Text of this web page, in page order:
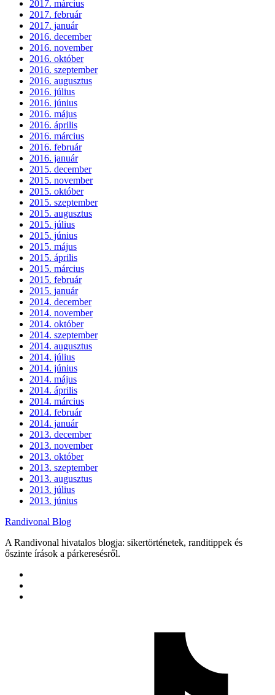
2017. március
2017. február
2017. január
2016. december
2016. november
2016. október
2016. szeptember
2016. augusztus
2016. július
2016. június
2016. május
2016. április
2016. március
2016. február
2016. január
2015. december
2015. november
2015. október
2015. szeptember
2015. augusztus
2015. július
2015. június
2015. május
2015. április
2015. március
2015. február
2015. január
2014. december
2014. november
2014. október
2014. szeptember
2014. augusztus
2014. július
2014. június
2014. május
2014. április
2014. március
2014. február
2014. január
2013. december
2013. november
2013. október
2013. szeptember
2013. augusztus
2013. július
2013. június
Randivonal Blog
A Randivonal hivatalos blogja: sikertörténetek, randitippek és
őszinte írások a párkeresésről.